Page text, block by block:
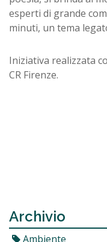
esperti di grande
minuti, un tema
Iniziativa realizzata
CR Firenze.
Archivio
Ambiente